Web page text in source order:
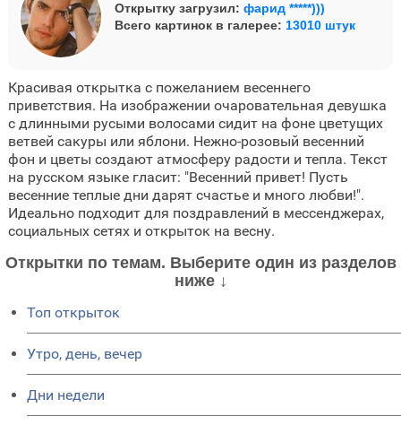
Открытку загрузил: фарид *****)))
Всего картинок в галерее: 13010 штук
Красивая открытка с пожеланием весеннего
приветствия. На изображении очаровательная девушка
с длинными русыми волосами сидит на фоне цветущих
ветвей сакуры или яблони. Нежно-розовый весенний
фон и цветы создают атмосферу радости и тепла. Текст
на русском языке гласит: "Весенний привет! Пусть
весенние теплые дни дарят счастье и много любви!".
Идеально подходит для поздравлений в мессенджерах,
социальных сетях и открыток на весну.
Открытки по темам. Выберите один из разделов
ниже ↓
Топ открыток
Утро, день, вечер
Дни недели